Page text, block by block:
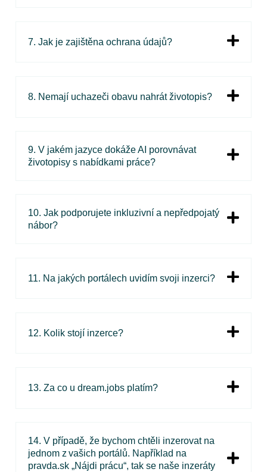
7. Jak je zajištěna ochrana údajů?
8. Nemají uchazeči obavu nahrát životopis?
9. V jakém jazyce dokáže AI porovnávat
životopisy s nabídkami práce?
10. Jak podporujete inkluzivní a nepředpojatý
nábor?
11. Na jakých portálech uvidím svoji inzerci?
12. Kolik stojí inzerce?
13. Za co u dream.jobs platím?
14. V případě, že bychom chtěli inzerovat na
jednom z vašich portálů. Například na
pravda.sk „Nájdi prácu“, tak se naše inzeráty